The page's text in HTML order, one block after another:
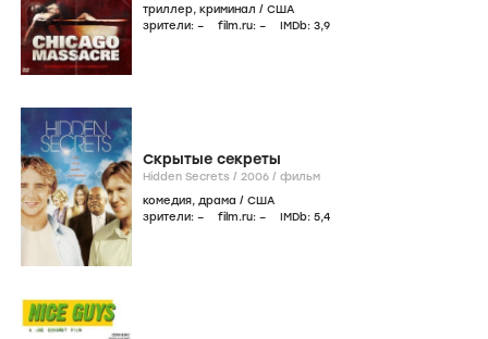
триллер, криминал / США
зрители: – film.ru: – IMDb: 3,9
Скрытые секреты
Hidden Secrets / 2006 / фильм
комедия, драма / США
зрители: – film.ru: – IMDb: 5,4